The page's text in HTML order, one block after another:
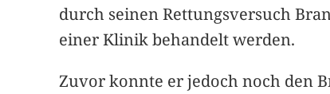
durch seinen Rettungsversuch
einer Klinik behandelt werden.
Zuvor konnte er jedoch noch den